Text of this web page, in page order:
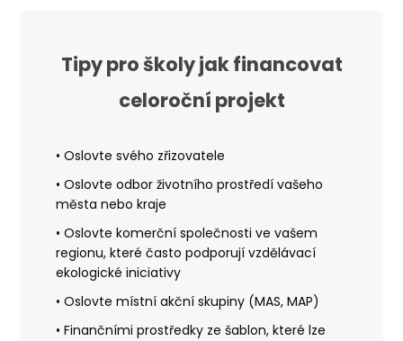
Tipy pro školy jak financovat
celoroční projekt
• Oslovte svého zřizovatele
• Oslovte odbor životního prostředí vašeho
města nebo kraje
• Oslovte komerční společnosti ve vašem
regionu, které často podporují vzdělávací
ekologické iniciativy
• Oslovte místní akční skupiny (MAS, MAP)
• Finančními prostředky ze šablon, které lze